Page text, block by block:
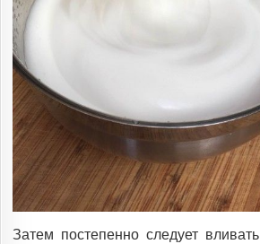
Затем постепенно следует